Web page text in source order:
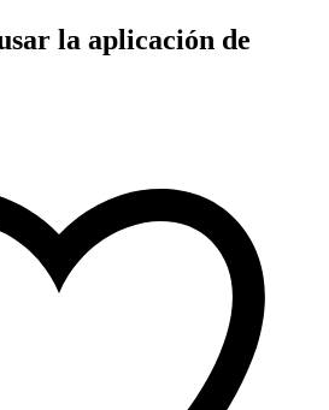
la aplicación de